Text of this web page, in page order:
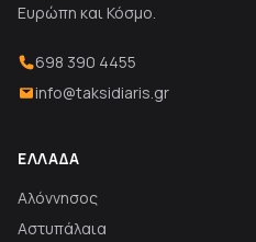
Ευρώπη και Κόσμο.
698 390 4455
info@taksidiaris.gr
ΕΛΛΆΔΑ
Αλόννησος
Αστυπάλαια